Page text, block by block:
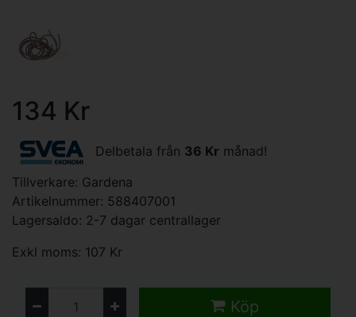
134 Kr
Delbetala från 36 Kr månad!
Tillverkare: Gardena
Artikelnummer: 588407001
Lagersaldo: 2-7 dagar centrallager
Exkl moms: 107 Kr
Köp